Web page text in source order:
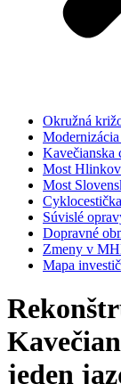
Okružná
Kavečianska
Most
Most
Súvislé
Dopravné
Zmeny v
Mapa
jeden